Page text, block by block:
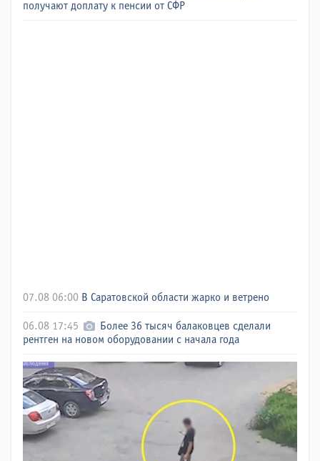
получают доплату к пенсии от СФР
07.08 06:00 В Саратовской области жарко и ветрено
06.08 17:45
Более 36 тысяч балаковцев сделали
рентген на новом оборудовании с начала года